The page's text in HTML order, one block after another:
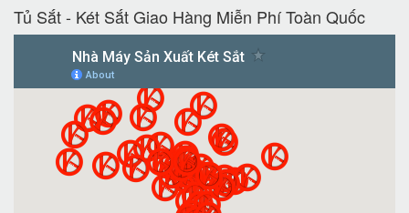
Tủ Sắt - Két Sắt Giao Hàng Miễn Phí Toàn Quốc